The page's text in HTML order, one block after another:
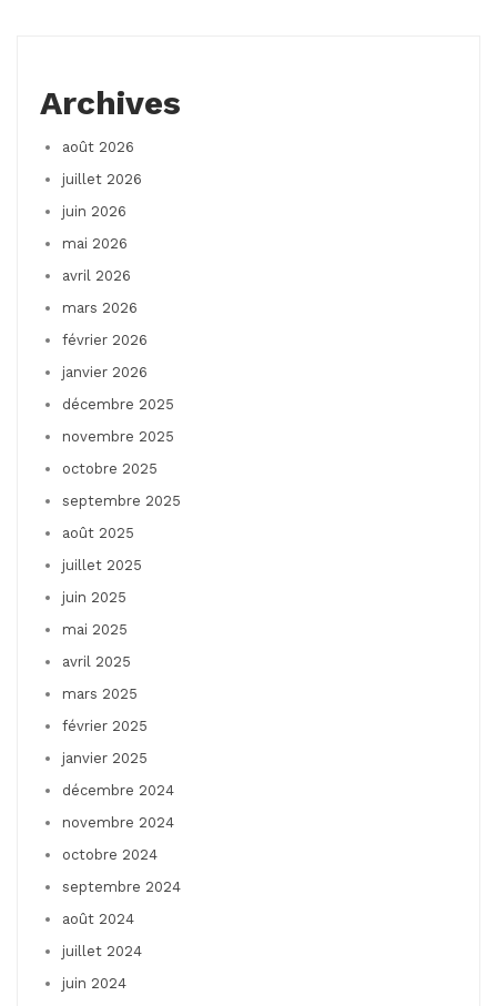
Archives
août 2026
juillet 2026
juin 2026
mai 2026
avril 2026
mars 2026
février 2026
janvier 2026
décembre 2025
novembre 2025
octobre 2025
septembre 2025
août 2025
juillet 2025
juin 2025
mai 2025
avril 2025
mars 2025
février 2025
janvier 2025
décembre 2024
novembre 2024
octobre 2024
septembre 2024
août 2024
juillet 2024
juin 2024